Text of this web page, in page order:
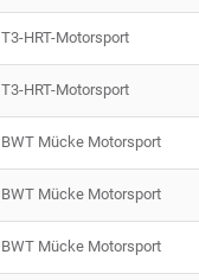
T3-HRT-Motorsport
T3-HRT-Motorsport
BWT Mücke Motorsport
BWT Mücke Motorsport
BWT Mücke Motorsport